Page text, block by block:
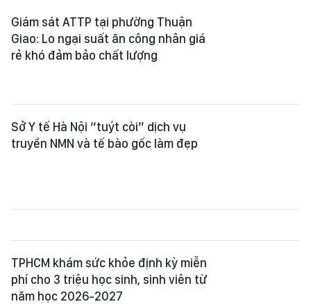
Giám sát ATTP tại phường Thuận
Giao: Lo ngại suất ăn công nhân giá
rẻ khó đảm bảo chất lượng
Sở Y tế Hà Nội “tuýt còi” dịch vụ
truyền NMN và tế bào gốc làm đẹp
TPHCM khám sức khỏe định kỳ miễn
phí cho 3 triệu học sinh, sinh viên từ
năm học 2026-2027